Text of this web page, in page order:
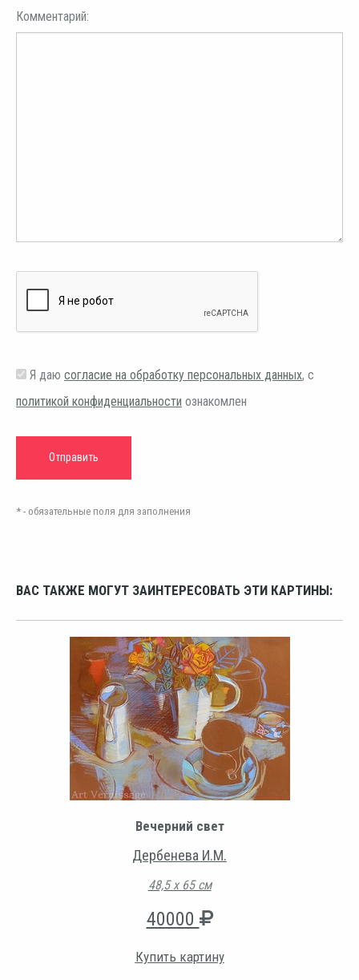
Комментарий:
Я даю согласие на обработку персональных данных, с
политикой конфиденциальности ознакомлен
* - обязательные поля для заполнения
ВАС ТАКЖЕ МОГУТ ЗАИНТЕРЕСОВАТЬ ЭТИ КАРТИНЫ:
Вечерний свет
Дербенева И.М.
48,5 х 65 см
40000
Купить картину